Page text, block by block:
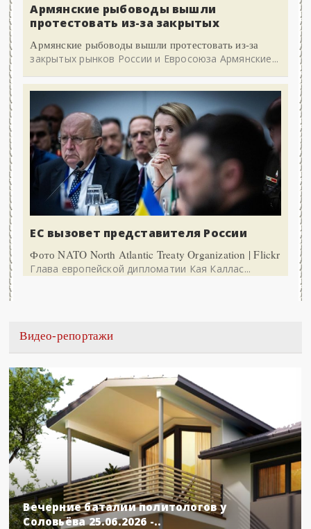
Армянские рыбоводы вышли
протестовать из-за закрытых
Армянские рыбоводы вышли протестовать из-за
закрытых рынков России и Евросоюза Армянские...
ЕС вызовет представителя России
Фото NATO North Atlantic Treaty Organization | Flickr
Глава европейской дипломатии Кая Каллас...
Видео-репортажи
Вечерние баталии политологов у
Соловьёва 25.06.2026 -..